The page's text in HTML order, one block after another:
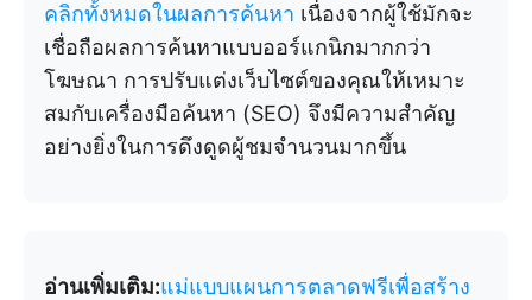
คลิกทั้งหมดในผลการค้นหา เนื่องจากผู้ใช้มักจะ
เชื่อถือผลการค้นหาแบบออร์แกนิกมากกว่า
โฆษณา การปรับแต่งเว็บไซต์ของคุณให้เหมาะ
สมกับเครื่องมือค้นหา (SEO) จึงมีความสำคัญ
อย่างยิ่งในการดึงดูดผู้ชมจำนวนมากขึ้น
อ่านเพิ่มเติม:แม่แบบแผนการตลาดฟรีเพื่อสร้าง